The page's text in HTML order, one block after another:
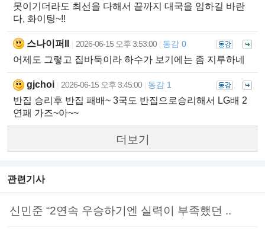
못이기더라도 최선을 다해서 끝까지 대국을 임하길 바란
다, 화이팅~!!
스나이퍼II 2026-06-15 오후 3:53:00 동감 0
어제도 그렇고 집바둑이라 하수가 보기에는 좀 지루하네
gjchoi 2026-06-15 오후 3:45:00 동감 1
반집 승리후 반집 패배~ 3국도 반집으로승리해서 LG배 2
연패 가즈~아~~
더보기
관련기사
신민준 “2연속 우승하기엔 실력이 부족했던 ..